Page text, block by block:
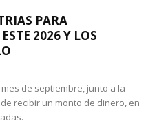
PARA
2026 Y LOS
de septiembre, junto a la
recibir un monto de dinero, en